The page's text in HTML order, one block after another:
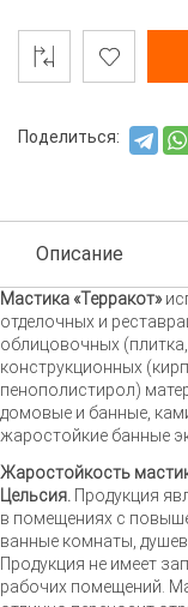
Поделиться:
Описание
Мастика «Терракот»
отделочных и
облицовочных
конструкционных
пенополистирол)
домовые и банные,
жаростойкие банные
Жаростойкость
Цельсия. Продукция
в помещениях с
ванные комнаты,
Продукция не имеет
рабочих помещений.